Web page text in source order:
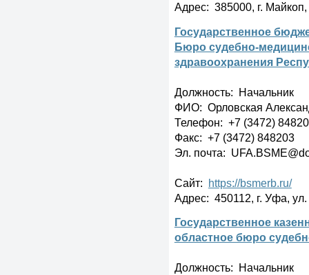
Адрес: 385000, г.
Государственное
Бюро судебно-
здравоохранения
Должность: Начальник
ФИО: Орловская
Телефон: +7 (3472)
Факс: +7 (3472) 848203
Эл. почта:
Сайт: https://bsmerb.ru/
Адрес: 450112, г. Уфа,
Государственное
областное бюро
Должность: Начальник